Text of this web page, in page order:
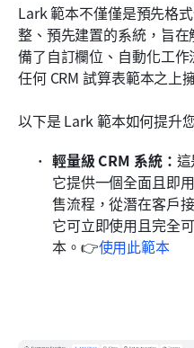
Lark 範本不僅僅是預先格
整、預先建置的系統，旨
備了自訂欄位、自動化工
任何 CRM 試算表範本之上
以下是 Lark 範本如何提升
輕量級 CRM 系統：
它提供一個全面且即
售流程，從潛在客戶
它可立即使用且完全
本。👉使用此範本